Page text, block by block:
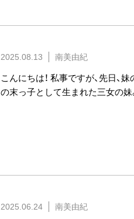
2025.08.13 南美由紀
こんにちは！ 私事ですが、先日、
の末っ子として生まれた三女の
2025.06.24 南美由紀